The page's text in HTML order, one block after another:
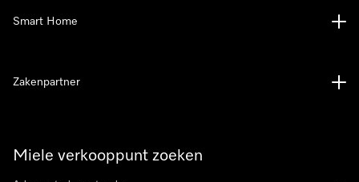
Miele verkooppunt zoeken
Smart Home
Zakenpartner